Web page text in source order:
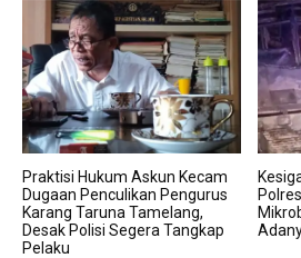
Praktisi Hukum Askun Kecam
Dugaan Penculikan Pengurus
Karang Taruna Tamelang,
Desak Polisi Segera Tangkap
Pelaku